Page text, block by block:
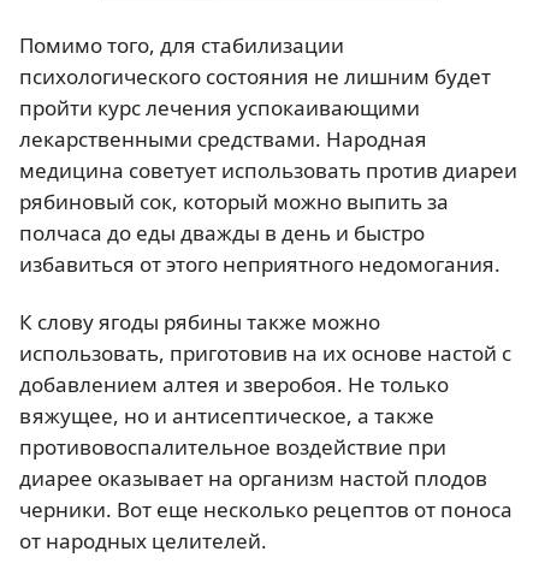
Помимо того, для стабилизации
психологического состояния не лишним будет
пройти курс лечения успокаивающими
лекарственными средствами. Народная
медицина советует использовать против диареи
рябиновый сок, который можно выпить за
полчаса до еды дважды в день и быстро
избавиться от этого неприятного недомогания.
К слову ягоды рябины также можно
использовать, приготовив на их основе настой с
добавлением алтея и зверобоя. Не только
вяжущее, но и антисептическое, а также
противовоспалительное воздействие при
диарее оказывает на организм настой плодов
черники. Вот еще несколько рецептов от поноса
от народных целителей.